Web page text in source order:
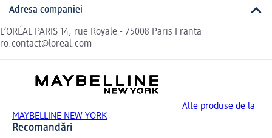
Adresa companiei
L’ORÉAL PARIS 14, rue Royale - 75008 Paris Franta
ro.contact@loreal.com
Alte produse de la
MAYBELLINE NEW YORK
Recomandări